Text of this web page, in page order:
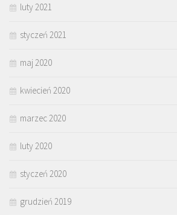
luty 2021
styczeń 2021
maj 2020
kwiecień 2020
marzec 2020
luty 2020
styczeń 2020
grudzień 2019